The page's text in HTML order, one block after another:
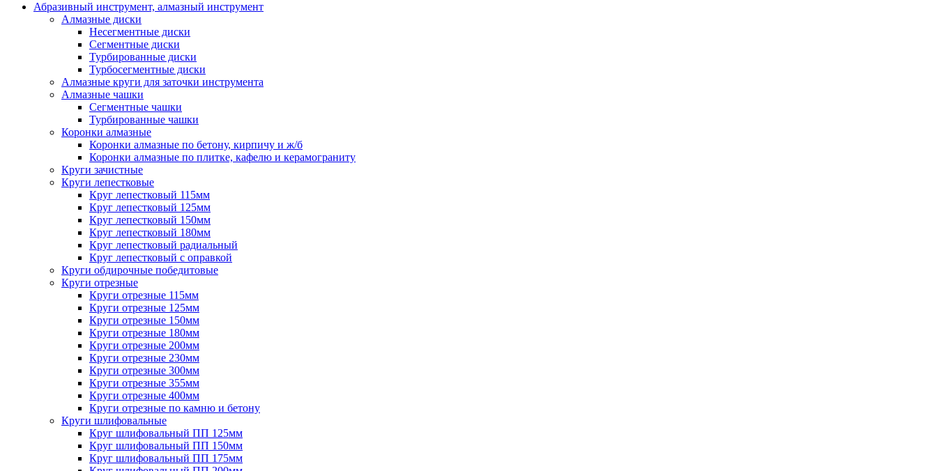
Абразивный инструмент, алмазный инструмент
Алмазные диски
Несегментные диски
Сегментные диски
Турбированные диски
Турбосегментные диски
Алмазные круги для заточки инструмента
Алмазные чашки
Сегментные чашки
Турбированные чашки
Коронки алмазные
Коронки алмазные по бетону, кирпичу и ж/б
Коронки алмазные по плитке, кафелю и керамограниту
Круги зачистные
Круги лепестковые
Круг лепестковый 115мм
Круг лепестковый 125мм
Круг лепестковый 150мм
Круг лепестковый 180мм
Круг лепестковый радиальный
Круг лепестковый с оправкой
Круги обдирочные победитовые
Круги отрезные
Круги отрезные 115мм
Круги отрезные 125мм
Круги отрезные 150мм
Круги отрезные 180мм
Круги отрезные 200мм
Круги отрезные 230мм
Круги отрезные 300мм
Круги отрезные 355мм
Круги отрезные 400мм
Круги отрезные по камню и бетону
Круги шлифовальные
Круг шлифовальный ПП 125мм
Круг шлифовальный ПП 150мм
Круг шлифовальный ПП 175мм